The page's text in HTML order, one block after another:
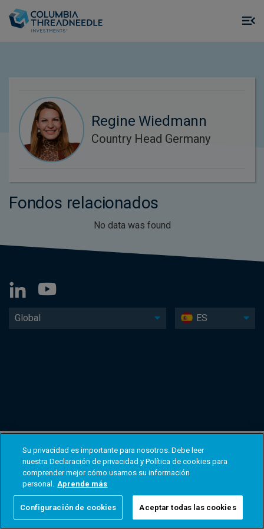
Regine Wiedmann
Country Head Germany
Fondos relacionados
No data was found
Global ES
Su privacidad es importante para nosotros. Debe leer
nuestra Declaración de privacidad y Política de cookies para
comprender mejor cómo usamos su información
personal. Aprende más
Configuración de cookies Aceptar todas las cookies